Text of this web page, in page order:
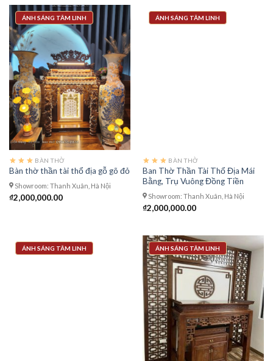
ÁNH SÁNG TÂM LINH
BÀN THỜ
Bàn thờ thần tài thổ địa gỗ gõ đỏ
Showroom: Thanh Xuân, Hà Nội
₫2,000,000.00
ÁNH SÁNG TÂM LINH
BÀN THỜ
Ban Thờ Thần Tài Thổ Địa Mái
Bằng, Trụ Vuông Đồng Tiền
Showroom: Thanh Xuân, Hà Nội
₫2,000,000.00
ÁNH SÁNG TÂM LINH ÁNH SÁNG TÂM LINH